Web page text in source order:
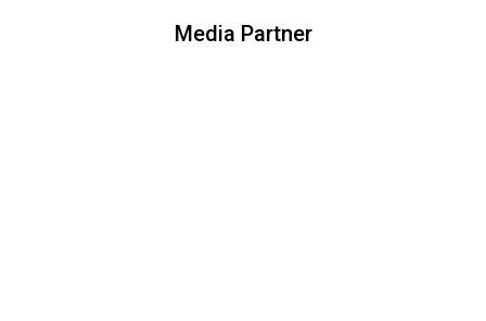
Media Partner